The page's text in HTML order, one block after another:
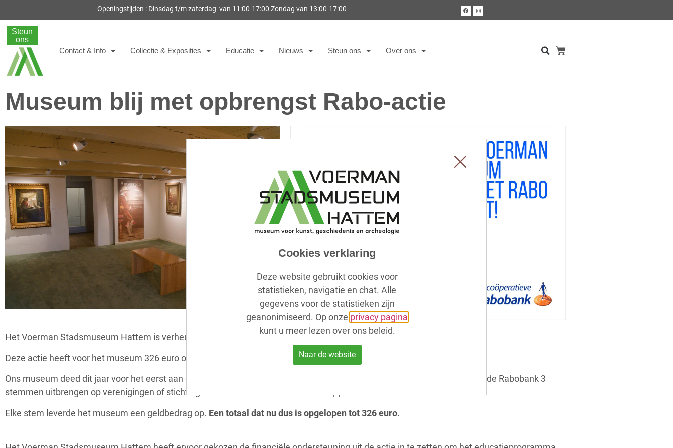
Openingstijden : Dinsdag t/m zaterdag van 11:00-17:00 Zondag van 13:00-17:00
Steun
ons
Contact & Info
Collectie & Exposities Educatie Nieuws Steun ons Over ons
Museum blij met opbrengst Rabo-actie
Het Voerman Stadsmuseum Hattem is verheugd over het resultaat van de Rabo ClubSupport-actie.
Deze actie heeft voor het museum 326 euro opgebracht.
Ons museum deed dit jaar voor het eerst aan deze clubactie mee. Van 1 tot en met 23 september mochten alle leden van de Rabobank 3
stemmen uitbrengen op verenigingen of stichtingen in hun buurt die aan de ClubSupport-actie deelnamen.
Elke stem leverde het museum een geldbedrag op. Een totaal dat nu dus is opgelopen tot 326 euro.
Cookies verklaring
Deze website gebruikt cookies voor
statistieken, navigatie en chat. Alle
gegevens voor de statistieken zijn
geanonimiseerd. Op onze privacy pagina
kunt u meer lezen over ons beleid.
Naar de website